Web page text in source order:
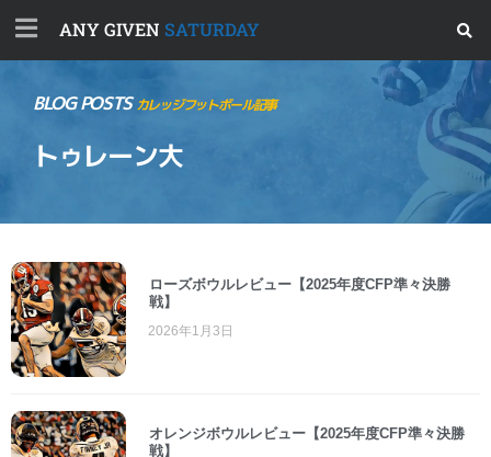
ANY GIVEN SATURDAY
BLOG POSTSカレッジフットボール記事
トゥレーン大
ローズボウルレビュー【2025年度CFP準々決勝
戦】
2026年1月3日
オレンジボウルレビュー【2025年度CFP準々決勝
戦】